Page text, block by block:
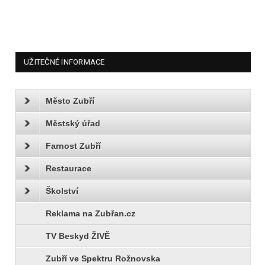
UŽITEČNÉ INFORMACE
Město Zubří
Městský úřad
Farnost Zubří
Restaurace
Školství
Reklama na Zubřan.cz
TV Beskyd ŽIVĚ
Zubří ve Spektru Rožnovska